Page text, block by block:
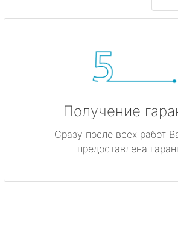
Получение
Сразу после всех работ
предоставлена